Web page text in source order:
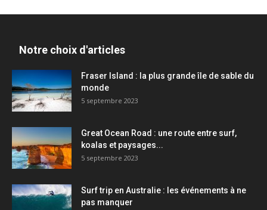
Notre choix d'articles
Fraser Island : la plus grande île de sable du
monde
5 septembre 2023
Great Ocean Road : une route entre surf,
koalas et paysages...
5 septembre 2023
Surf trip en Australie : les événements à ne
pas manquer